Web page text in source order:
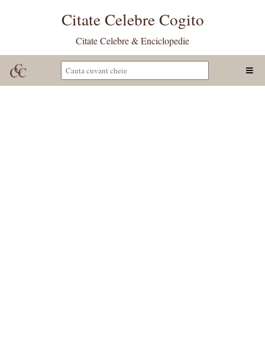
Citate Celebre Cogito
Citate Celebre & Enciclopedie